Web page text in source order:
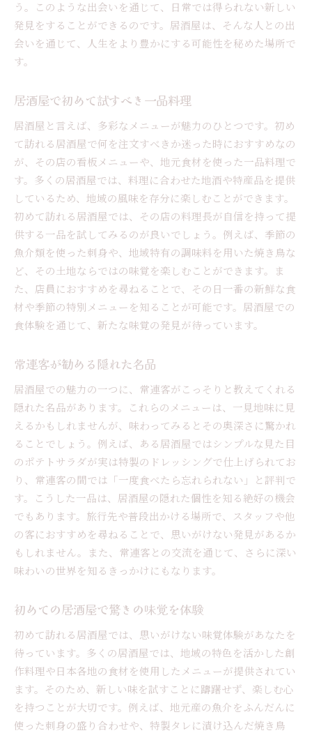
う。このような出会いを通じて、日常では得られない新しい
発見をすることができるのです。居酒屋は、そんな人との出
会いを通じて、人生をより豊かにする可能性を秘めた場所で
す。
居酒屋で初めて試すべき一品料理
居酒屋と言えば、多彩なメニューが魅力のひとつです。初め
て訪れる居酒屋で何を注文すべきか迷った時におすすめなの
が、その店の看板メニューや、地元食材を使った一品料理で
す。多くの居酒屋では、料理に合わせた地酒や特産品を提供
しているため、地域の風味を存分に楽しむことができます。
初めて訪れる居酒屋では、その店の料理長が自信を持って提
供する一品を試してみるのが良いでしょう。例えば、季節の
魚介類を使った刺身や、地域特有の調味料を用いた焼き鳥な
ど、その土地ならではの味覚を楽しむことができます。ま
た、店員におすすめを尋ねることで、その日一番の新鮮な食
材や季節の特別メニューを知ることが可能です。居酒屋での
食体験を通じて、新たな味覚の発見が待っています。
常連客が勧める隠れた名品
居酒屋での魅力の一つに、常連客がこっそりと教えてくれる
隠れた名品があります。これらのメニューは、一見地味に見
えるかもしれませんが、味わってみるとその奥深さに驚かれ
ることでしょう。例えば、ある居酒屋ではシンプルな見た目
のポテトサラダが実は特製のドレッシングで仕上げられてお
り、常連客の間では「一度食べたら忘れられない」と評判で
す。こうした一品は、居酒屋の隠れた個性を知る絶好の機会
でもあります。旅行先や普段出かける場所で、スタッフや他
の客におすすめを尋ねることで、思いがけない発見があるか
もしれません。また、常連客との交流を通じて、さらに深い
味わいの世界を知るきっかけにもなります。
初めての居酒屋で驚きの味覚を体験
初めて訪れる居酒屋では、思いがけない味覚体験があなたを
待っています。多くの居酒屋では、地域の特色を活かした創
作料理や日本各地の食材を使用したメニューが提供されてい
ます。そのため、新しい味を試すことに躊躇せず、楽しむ心
を持つことが大切です。例えば、地元産の魚介をふんだんに
使った刺身の盛り合わせや、特製タレに漬け込んだ焼き鳥